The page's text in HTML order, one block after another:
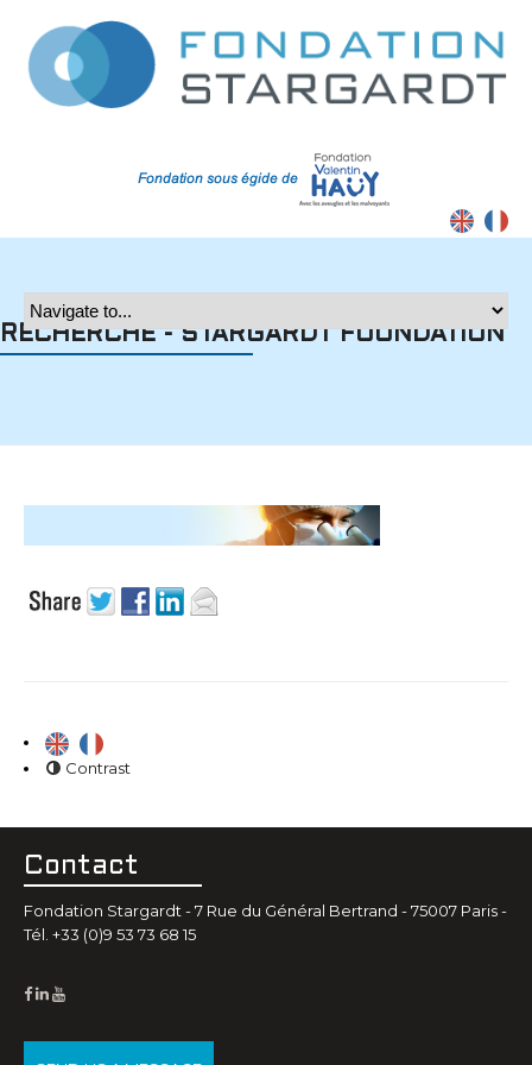
RECHERCHE - STARGARDT FOUNDATION
Contrast
Contact
Fondation Stargardt - 7 Rue du Général Bertrand - 75007 Paris -
Tél. +33 (0)9 53 73 68 15